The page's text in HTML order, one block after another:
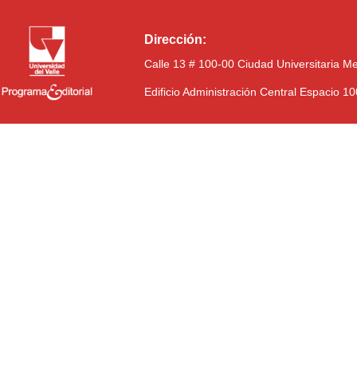
Dirección:
Calle 13 # 100-00 Ciudad Universitaria
Edificio Administración Central Espacio